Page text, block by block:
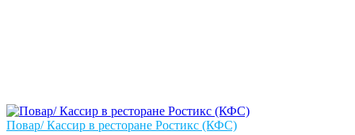
Повар/ Кассир в ресторане Ростикс (КФС)